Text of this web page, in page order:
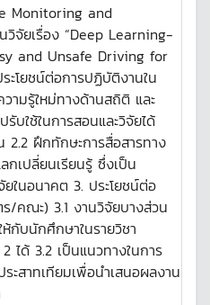
Monitoring and
วิจัยเรื่อง “Deep Learning-
and Unsafe Driving for
โยชน์ต่อการปฏิบัติงานใน
ามรู้ใหม่ทางด้านสถิติ และ
บใช้ในการสอนและวิจัยได้
ฝึกทักษะการสื่อสารทาง
เปลี่ยนเรียนรู้ ซึ่งเป็น
ในอนาคต 3. ประโยชน์ต่อ
/คณะ) 3.1 งานวิจัยบางส่วน
กับนักศึกษาในรายวิชา
ได้ 3.2 เป็นแนวทางในการ
ะสาทเทียมเพื่อนำเสนอผลงาน